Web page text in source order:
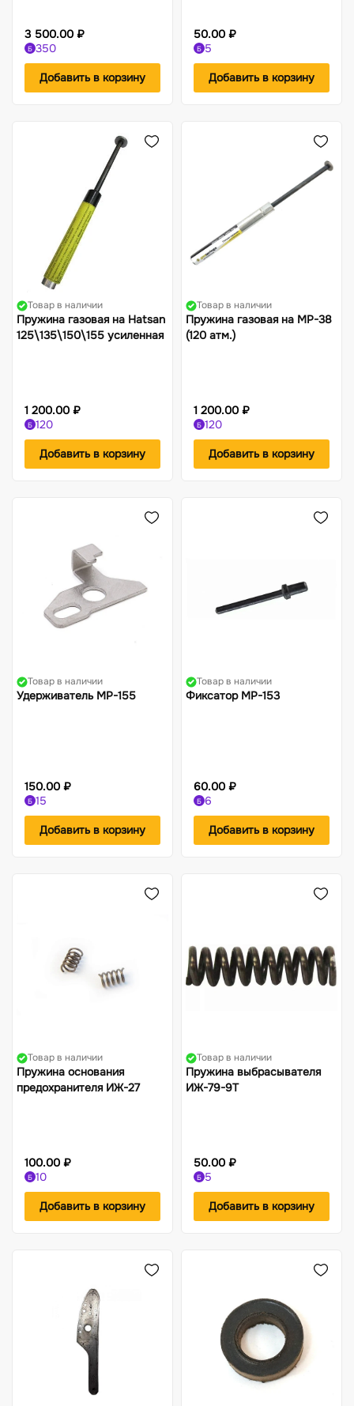
3 500.00 ₽
Б 350
Добавить в корзину
50.00 ₽
Б 5
Добавить в корзину
Товар в наличии
Пружина газовая на Hatsan
125\135\150\155 усиленная
1 200.00 ₽
Б 120
Добавить в корзину
Товар в наличии
Пружина газовая на МР-38
(120 атм.)
1 200.00 ₽
Б 120
Добавить в корзину
Товар в наличии
Удерживатель МР-155
150.00 ₽
Б 15
Добавить в корзину
Товар в наличии
Фиксатор МР-153
60.00 ₽
Б 6
Добавить в корзину
Товар в наличии
Пружина основания
предохранителя ИЖ-27
100.00 ₽
Б 10
Добавить в корзину
Товар в наличии
Пружина выбрасывателя
ИЖ-79-9Т
50.00 ₽
Б 5
Добавить в корзину